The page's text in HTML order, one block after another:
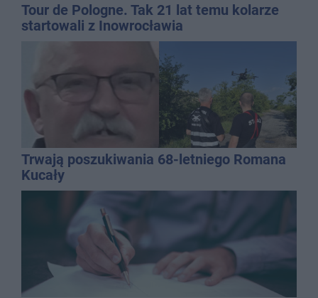
Tour de Pologne. Tak 21 lat temu kolarze
startowali z Inowrocławia
Trwają poszukiwania 68-letniego Romana
Kucały